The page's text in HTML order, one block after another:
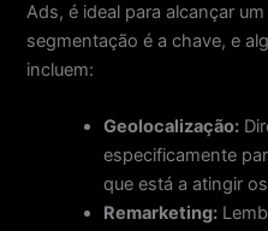
Ads, é ideal para alcançar
segmentação é a chave, e
incluem:
Geolocalização:
especificamente
que está a atingir
Remarketing: